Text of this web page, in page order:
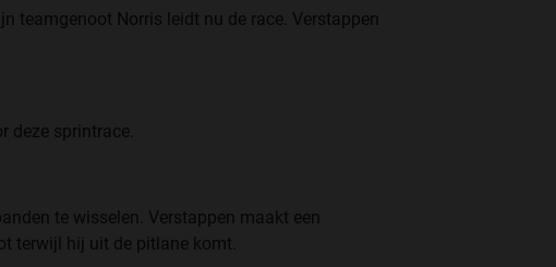
teamgenoot Norris leidt nu de race. Verstappen
deze sprintrace.
te wisselen. Verstappen maakt een
terwijl hij uit de pitlane komt.